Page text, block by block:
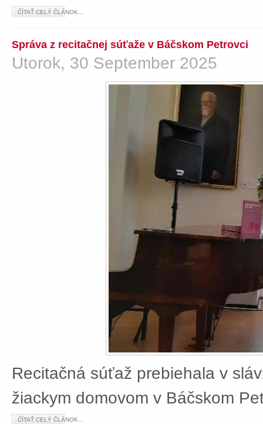
ČÍTAŤ CELÝ ČLÁNOK...
Správa z recitačnej súťaže v Báčskom Petrovci
Utorok, 30 September 2025
Recitačná súťaž prebiehala v
žiackym domovom v Báčskom
ČÍTAŤ CELÝ ČLÁNOK...